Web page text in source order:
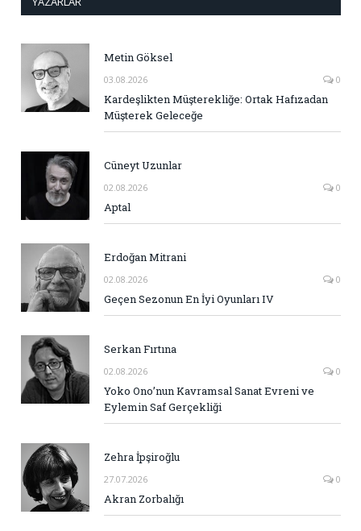
Metin Göksel
03.08.2026 0
Kardeşlikten Müşterekliğe: Ortak Hafızadan
Müşterek Geleceğe
Cüneyt Uzunlar
02.08.2026 0
Aptal
Erdoğan Mitrani
02.08.2026 0
Geçen Sezonun En İyi Oyunları IV
Serkan Fırtına
02.08.2026 0
Yoko Ono’nun Kavramsal Sanat Evreni ve
Eylemin Saf Gerçekliği
Zehra İpşiroğlu
27.07.2026 0
Akran Zorbalığı